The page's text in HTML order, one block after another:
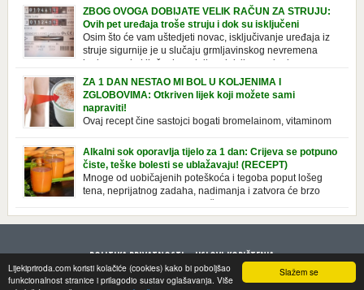
Slažem se
Lijekipriroda.com koristi kolačiće (cookies) kako bi poboljšao
funkcionalnost stranice i prilagodio sustav oglašavanja. Više
ne izgleda nikako lijepo. Na svu sreću, donosimo vam jednostavan
pripravak koji sami možete napraviti u vašem domu, a […]
ZBOG OVOGA DOBIJATE VELIK RAČUN ZA STRUJU:
Ovih pet uređaja troše struju i dok su isključeni
Osim što će vam uštedjeti novac, isključivanje uređaja iz
struje sigurnije je u slučaju grmljavinskog nevremena
kada su svi uključeni uređaji pod rizikom od udara groma.
Znate li da vaši kućanski aparati vode tajni život dok su isključeni? Ovo
je popis uređaja koji troše električnu energiju čak i kada su u stanju
mirovanja: Punjač mobitela […]
ZA 1 DAN NESTAO MI BOL U KOLJENIMA I
ZGLOBOVIMA: Otkriven lijek koji možete sami
napraviti!
Ovaj recept čine sastojci bogati bromelainom, vitaminom
bolna koljena i zglobove, već i jačaju tetive i ligamente. Iako se
uglavnom javlja u starijoj dobi, zbog starenja ligamenata i zglobova, to
se takođe može pripisati lošem držanju ili nošenju neprikladne obuće
duže vrijeme. Srećom, tu je efektan prirodni […]
Alkalni sok oporavlja tijelo za 1 dan: Crijeva se potpuno
čiste, teške bolesti se ublažavaju! (RECEPT)
Mnoge od uobičajenih poteškoća i tegoba poput lošeg
tena, neprijatnog zadaha, nadimanja i zatvora će brzo
nestati. Zdravo se hraniti znači jesti kisele i alkalne
namirnice u pravilnoj razmjeri. U savremenoj ishrani, pak, dominira
sokovi i […]
POLITIKA PRIVATNOSTI USLOVI KORIŠTENJA
© 2018 LijekiPriroda.